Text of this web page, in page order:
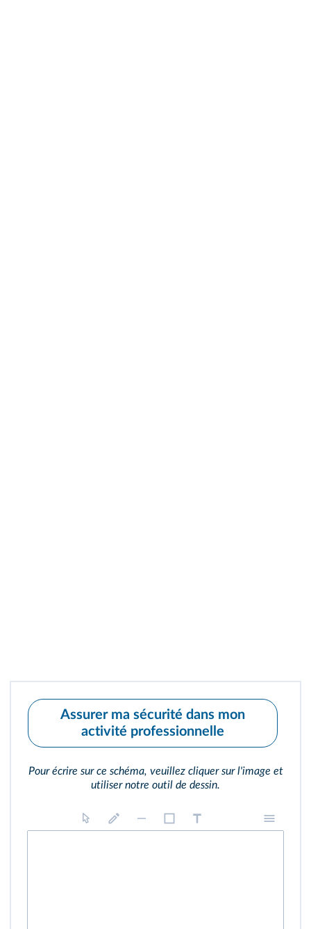
Assurer ma sécurité dans mon
activité professionnelle
Pour écrire sur ce schéma, veuillez cliquer sur l'image et
utiliser notre outil de dessin.